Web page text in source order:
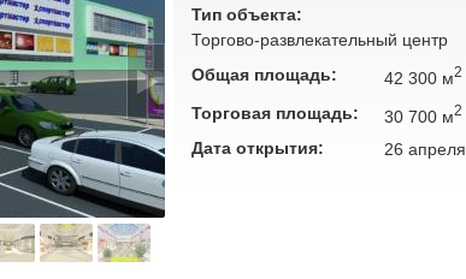
Тип объекта:
Торгово-развлекательный центр
Общая площадь:
42 300 м2
Торговая площадь: 30 700 м2
Дата открытия: 26